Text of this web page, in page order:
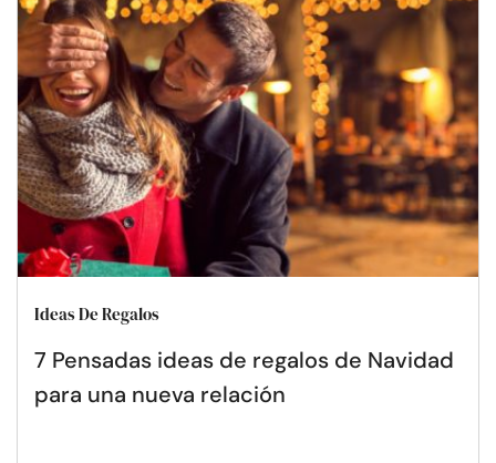
Ideas De Regalos
7 Pensadas ideas de regalos de Navidad
para una nueva relación